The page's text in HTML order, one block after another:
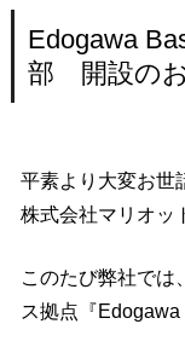
Edogawa
部 開設の
平素より大変お世
株式会社マリオッ
このたび弊社では
ス拠点『Edogawa